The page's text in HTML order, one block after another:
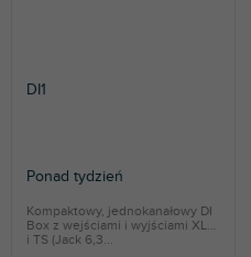
DI1
Ponad tydzień
Kompaktowy, jednokanałowy DI
Box z wejściami i wyjściami XLR
i TS (Jack 6,3...